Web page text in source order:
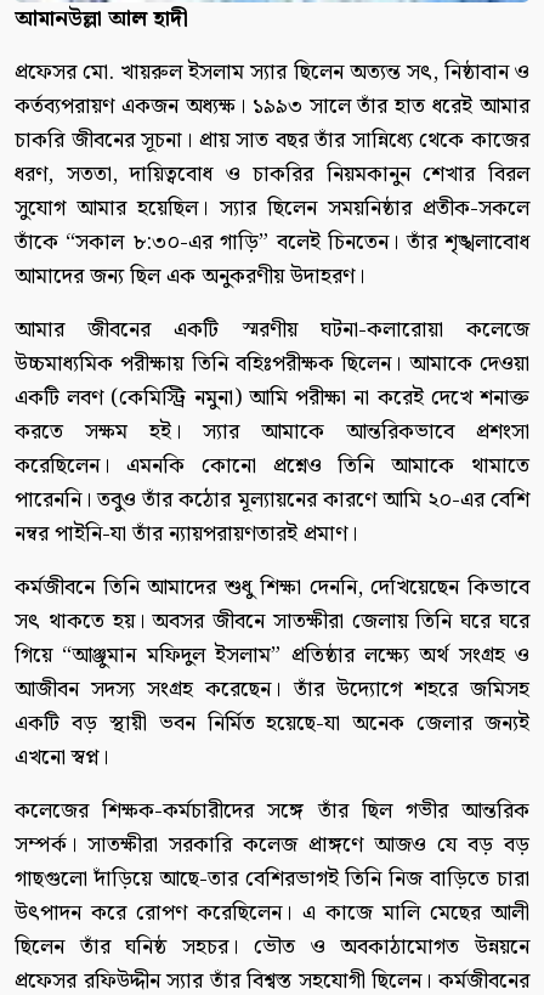
আমানউল্লা আল হাদী
প্রফেসর মো. খায়রুল ইসলাম স্যার ছিলেন অত্যন্ত সৎ, নিষ্ঠাবান ও
কর্তব্যপরায়ণ একজন অধ্যক্ষ। ১৯৯৩ সালে তাঁর হাত ধরেই আমার
চাকরি জীবনের সূচনা। প্রায় সাত বছর তাঁর সান্নিধ্যে থেকে কাজের
ধরণ, সততা, দায়িত্ববোধ ও চাকরির নিয়মকানুন শেখার বিরল
সুযোগ আমার হয়েছিল। স্যার ছিলেন সময়নিষ্ঠার প্রতীক-সকলে
তাঁকে “সকাল ৮:৩০-এর গাড়ি” বলেই চিনতেন। তাঁর শৃঙ্খলাবোধ
আমাদের জন্য ছিল এক অনুকরণীয় উদাহরণ।
আমার জীবনের একটি স্মরণীয় ঘটনা-কলারোয়া কলেজে
উচ্চমাধ্যমিক পরীক্ষায় তিনি বহিঃপরীক্ষক ছিলেন। আমাকে দেওয়া
একটি লবণ (কেমিস্ট্রি নমুনা) আমি পরীক্ষা না করেই দেখে শনাক্ত
করতে সক্ষম হই। স্যার আমাকে আন্তরিকভাবে প্রশংসা
করেছিলেন। এমনকি কোনো প্রশ্নেও তিনি আমাকে থামাতে
পারেননি। তবুও তাঁর কঠোর মূল্যায়নের কারণে আমি ২০-এর বেশি
নম্বর পাইনি-যা তাঁর ন্যায়পরায়ণতারই প্রমাণ।
কর্মজীবনে তিনি আমাদের শুধু শিক্ষা দেননি, দেখিয়েছেন কিভাবে
সৎ থাকতে হয়। অবসর জীবনে সাতক্ষীরা জেলায় তিনি ঘরে ঘরে
গিয়ে “আঞ্জুমান মফিদুল ইসলাম” প্রতিষ্ঠার লক্ষ্যে অর্থ সংগ্রহ ও
আজীবন সদস্য সংগ্রহ করেছেন। তাঁর উদ্যোগে শহরে জমিসহ
একটি বড় স্থায়ী ভবন নির্মিত হয়েছে-যা অনেক জেলার জন্যই
এখনো স্বপ্ন।
কলেজের শিক্ষক-কর্মচারীদের সঙ্গে তাঁর ছিল গভীর আন্তরিক
সম্পর্ক। সাতক্ষীরা সরকারি কলেজ প্রাঙ্গণে আজও যে বড় বড়
গাছগুলো দাঁড়িয়ে আছে-তার বেশিরভাগই তিনি নিজ বাড়িতে চারা
উৎপাদন করে রোপণ করেছিলেন। এ কাজে মালি মেছের আলী
ছিলেন তাঁর ঘনিষ্ঠ সহচর। ভৌত ও অবকাঠামোগত উন্নয়নে
প্রফেসর রফিউদ্দীন স্যার তাঁর বিশ্বস্ত সহযোগী ছিলেন। কর্মজীবনের